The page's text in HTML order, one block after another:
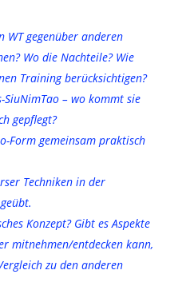
WT gegenüber anderen
Wo die Nachteile? Wie
Training berücksichtigen?
SiuNimTao – wo kommt sie
gepflegt?
Form gemeinsam praktisch
Techniken in der
Konzept? Gibt es Aspekte
mitnehmen/entdecken kann,
zu den anderen